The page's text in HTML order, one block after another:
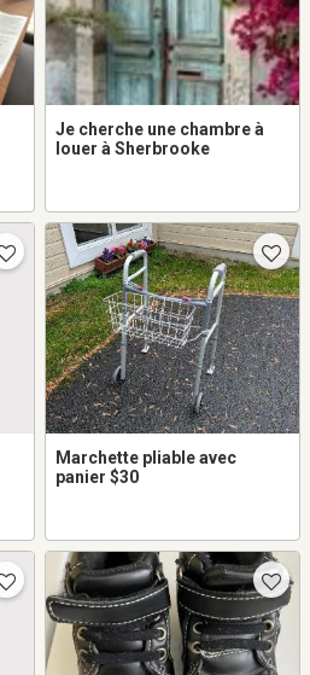
Je cherche une chambre à
louer à Sherbrooke
Marchette pliable avec
panier $30